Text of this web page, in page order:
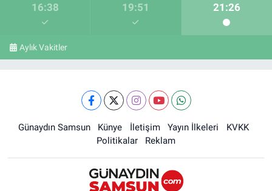
16:38 19:51 21:26
Aylık Vakitler
Günaydın Samsun Künye İletişim Yayın İlkeleri
KVKK
Politikalar
Reklam